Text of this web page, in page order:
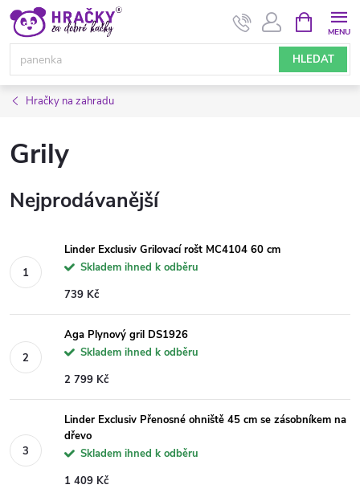
Přejít
obsah
HLEDAT
NÁKUPNÍ
KOŠÍK
Hračky na zahradu
Grily
Nejprodávanější
Linder Exclusiv Grilovací rošt MC4104 60 cm
Skladem ihned k odběru
739 Kč
Aga Plynový gril DS1926
Skladem ihned k odběru
2 799 Kč
Linder Exclusiv Přenosné ohniště 45 cm se zásobníkem na
dřevo
Skladem ihned k odběru
1 409 Kč